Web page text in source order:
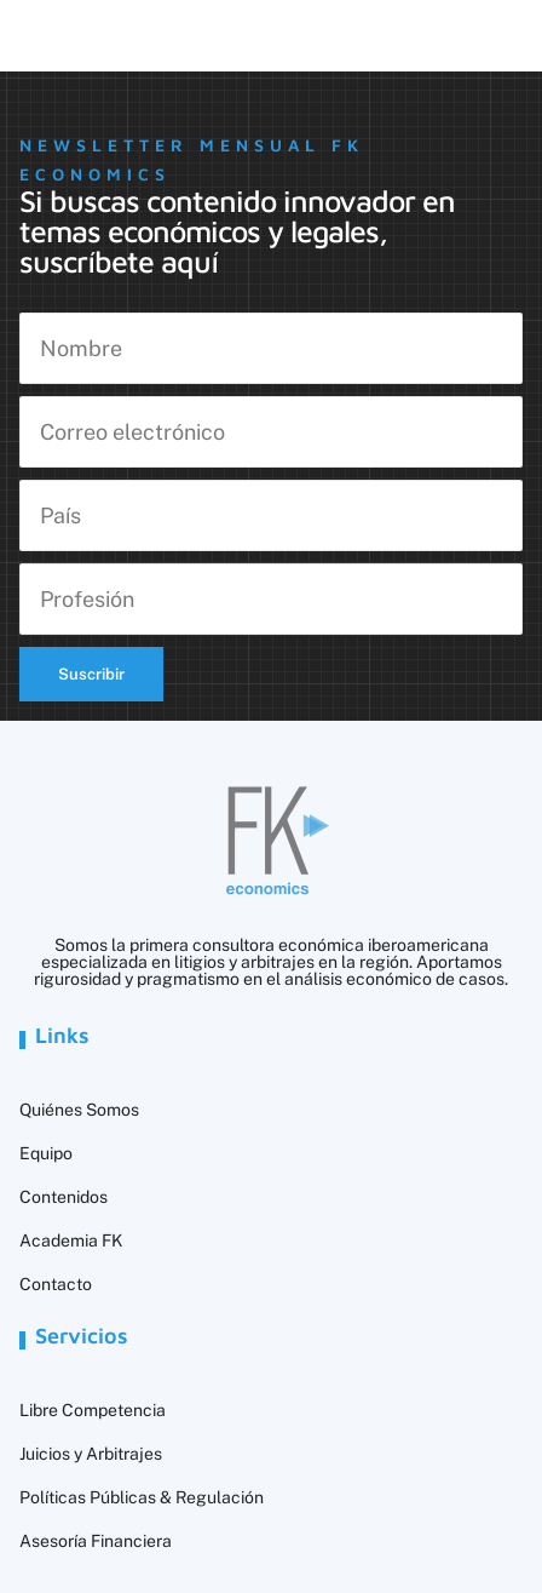
NEWSLETTER MENSUAL FK
ECONOMICS
Si buscas contenido innovador en
temas económicos y legales,
suscríbete aquí
Suscribir
Somos la primera consultora económica iberoamericana
especializada en litigios y arbitrajes en la región. Aportamos
rigurosidad y pragmatismo en el análisis económico de casos.
Links
Quiénes Somos
Equipo
Contenidos
Academia FK
Contacto
Servicios
Libre Competencia
Juicios y Arbitrajes
Políticas Públicas & Regulación
Asesoría Financiera